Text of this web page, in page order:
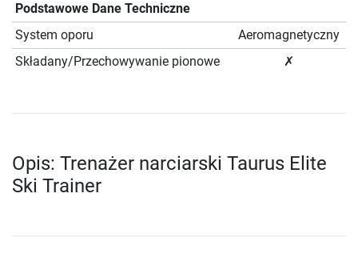
Podstawowe Dane Techniczne
System oporu
Aeromagnetyczny
Składany/Przechowywanie pionowe
✗
Opis: Trenażer narciarski Taurus Elite
Ski Trainer